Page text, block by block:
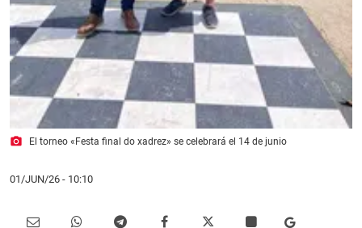
photo_camera El torneo «Festa final do xadrez» se celebrará el 14 de junio
01/JUN/26 - 10:10